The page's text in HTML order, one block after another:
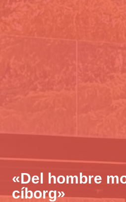
«Del hombre
cíborg»